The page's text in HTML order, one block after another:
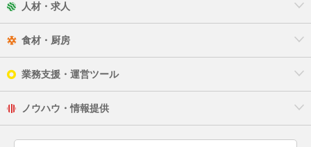
人材・求人
食材・厨房
業務支援・運営ツール
ノウハウ・情報提供